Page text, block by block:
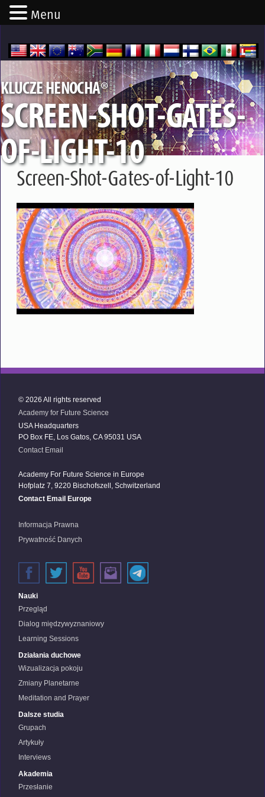
KLUCZE HENOCHA®
SCREEN-SHOT-GATES-
OF-LIGHT-10
Screen-Shot-Gates-of-Light-10
© 2026 All rights reserved
Academy for Future Science
USA Headquarters
PO Box FE, Los Gatos, CA 95031 USA
Contact Email
Academy For Future Science in Europe
Hofplatz 7, 9220 Bischofszell, Schwitzerland
Contact Email Europe
Informacja Prawna
Prywatność Danych
Nauki
Przegląd
Dialog międzywyznaniowy
Learning Sessions
Działania duchowe
Wizualizacja pokoju
Zmiany Planetarne
Meditation and Prayer
Dalsze studia
Grupach
Artykuły
Interviews
Akademia
Przesłanie
Menu